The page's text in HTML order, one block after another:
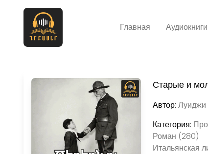
Главная
Старые и
Автор: Луиджи
Категория:
Роман (280)
Итальянская